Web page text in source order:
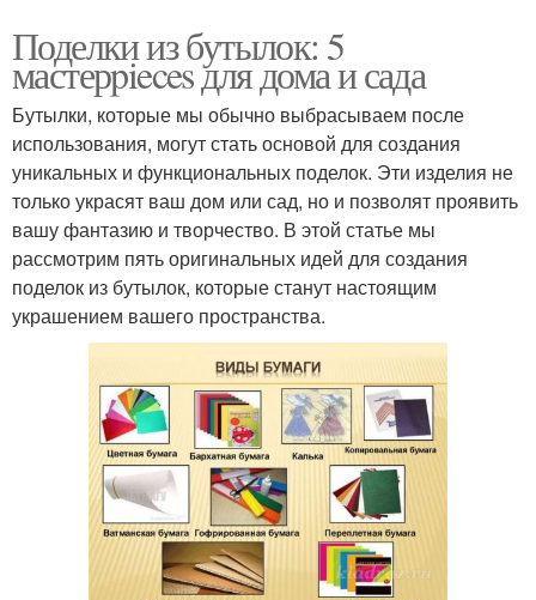
Поделки из бутылок: 5
мастерpieces для дома и сада
Бутылки, которые мы обычно выбрасываем после
использования, могут стать основой для создания
уникальных и функциональных поделок. Эти изделия не
только украсят ваш дом или сад, но и позволят проявить
вашу фантазию и творчество. В этой статье мы
рассмотрим пять оригинальных идей для создания
поделок из бутылок, которые станут настоящим
украшением вашего пространства.